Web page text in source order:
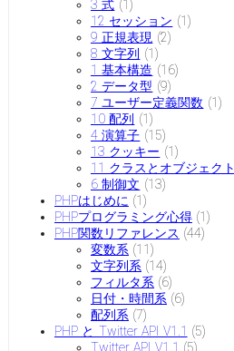
3 式 (1)
12 セッション (1)
9 正規表現 (2)
8 文字列 (1)
1 基本構造 (16)
2 データ型 (9)
7 ユーザー定義関数 (1)
10 配列 (1)
4 演算子 (15)
13 クッキー (1)
11 クラスとオブジェクト
6 制御文 (13)
PHPはじめに (1)
PHPプログラミング心得(1)
PHP関数リファレンス (44)
変数系 (11)
文字列系 (14)
フィルタ系 (6)
日付・時間系 (6)
配列系 (7)
PHP と Twitter API V1.1 (5)
Twitter API V1.1 (5)